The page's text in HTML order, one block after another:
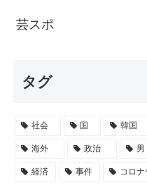
った医師「ギラン・バレ
セルラン1位に返り咲く
て女呼んだときにウ●コの
使え 」AI「了解しました。
どこ行く予定か決めた？ ‍♂
芸スポ
タグ
社会 国 韓国
海外 政治 男
経済 事件 コロナ